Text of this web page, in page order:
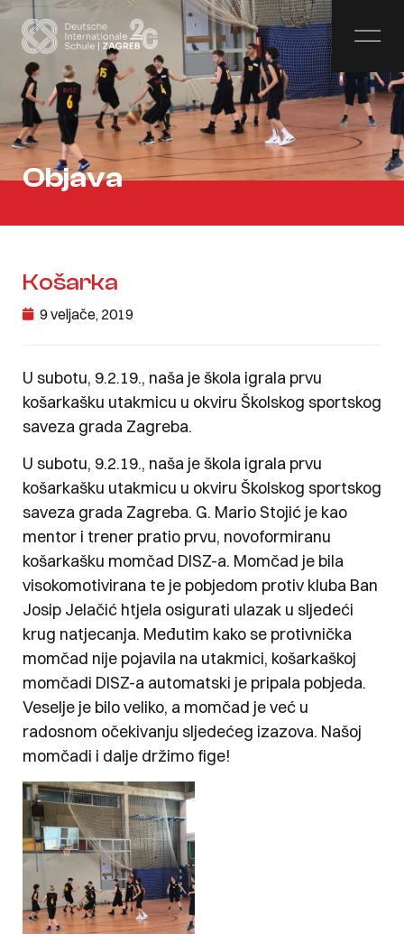
Objava
Košarka
9 veljače, 2019
U subotu, 9.2.19., naša je škola igrala prvu
košarkašku utakmicu u okviru Školskog sportskog
saveza grada Zagreba.
U subotu, 9.2.19., naša je škola igrala prvu
košarkašku utakmicu u okviru Školskog sportskog
saveza grada Zagreba. G. Mario Stojić je kao
mentor i trener pratio prvu, novoformiranu
košarkašku momčad DISZ-a. Momčad je bila
visokomotivirana te je pobjedom protiv kluba Ban
Josip Jelačić htjela osigurati ulazak u sljedeći
krug natjecanja. Međutim kako se protivnička
momčad nije pojavila na utakmici, košarkaškoj
momčadi DISZ-a automatski je pripala pobjeda.
Veselje je bilo veliko, a momčad je već u
radosnom očekivanju sljedećeg izazova. Našoj
momčadi i dalje držimo fige!